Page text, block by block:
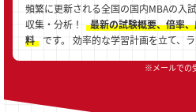
頻繁に更新される全国の国内MBAの入
収集・分析！
最新の試験概要、倍率
料
です。 効率的な学習計画を立て、
※メールでの